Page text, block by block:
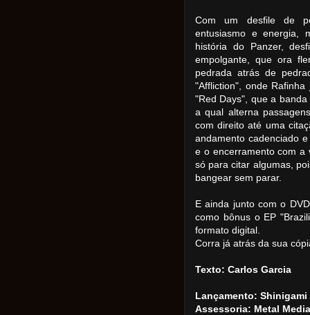
Com um desfile de
entusiasmo e energia,
história do Panzer,
empolgante, que ora
pedrada atrás de
"Affliction", onde
"Red Days", que a
a qual alterna
com direito até uma
andamento cadenciado
e o encerramento com a
só para citar algumas,
bangear sem parar.
E ainda junto com o
como bônus o EP
formato digital.
Corra já atrás da sua
Texto: Carlos Garcia
Lançamento:
Assessoria: Metal Media